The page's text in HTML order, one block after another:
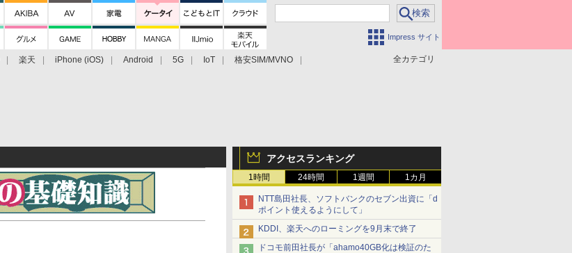
Impress サイト
全カテゴリ
楽天 iPhone (iOS) Android 5G IoT
格安SIM/MVNO
アクセスランキング
1時間 24時間 1週間 1カ月
NTT島田社長、ソフトバンクのセブン出資に「d
ポイント使えるようにして」
KDDI、楽天へのローミングを9月末で終了
ドコモ前田社長が「ahamo40GB化は検証のた